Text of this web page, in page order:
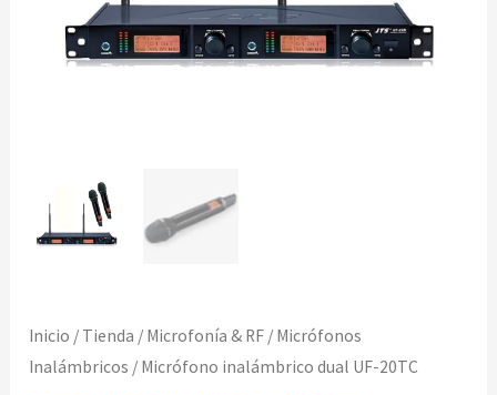
Inicio / Tienda / Microfonía & RF / Micrófonos
Inalámbricos / Micrófono inalámbrico dual UF-20TC